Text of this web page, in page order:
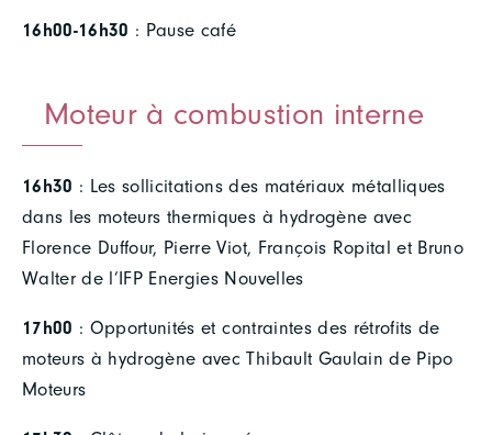
16h00-16h30 : Pause café
Moteur à combustion interne
16h30 : Les sollicitations des matériaux métalliques
dans les moteurs thermiques à hydrogène avec
Florence Duffour, Pierre Viot, François Ropital et Bruno
Walter de l’IFP Energies Nouvelles
17h00 : Opportunités et contraintes des rétrofits de
moteurs à hydrogène avec Thibault Gaulain de Pipo
Moteurs